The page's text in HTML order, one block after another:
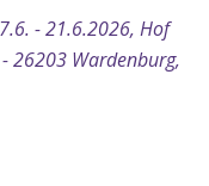
- 21.6.2026, Hof
26203 Wardenburg,